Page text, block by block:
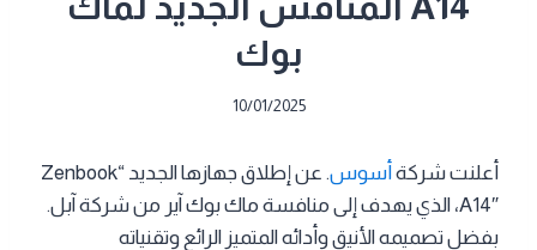
بوك
10/01/2025
أعلنت شركةأسوس
. عن إطلاق جهازها الجديد “Zenbook
A14″، الذي يهدف إلى منافسة ماك بوك آير من شركة آبل.
بفضل تصميمه الأنيق وأدائه المتميز الرائع وتقنياته